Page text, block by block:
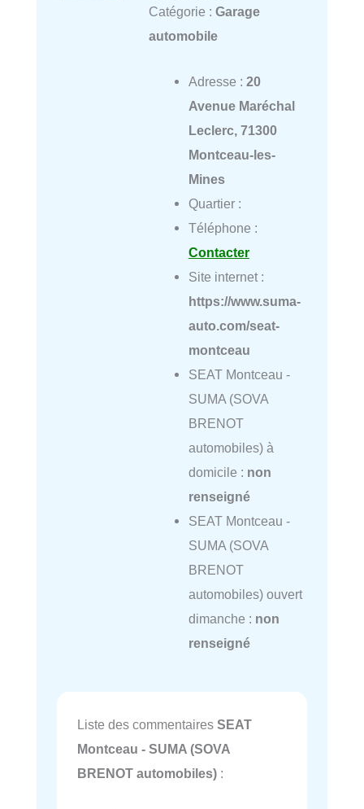
Catégorie : Garage
automobile
Adresse : 20
Avenue Maréchal
Leclerc, 71300
Montceau-les-
Mines
Quartier :
Téléphone :
Contacter
Site internet :
https://www.suma-
auto.com/seat-
montceau
SEAT Montceau -
SUMA (SOVA
BRENOT
automobiles) à
domicile : non
renseigné
SEAT Montceau -
SUMA (SOVA
BRENOT
automobiles) ouvert
dimanche : non
renseigné
Liste des commentaires SEAT
Montceau - SUMA (SOVA
BRENOT automobiles) :